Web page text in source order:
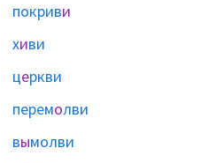
покриви
хиви
церкви
перемолви
вымолви